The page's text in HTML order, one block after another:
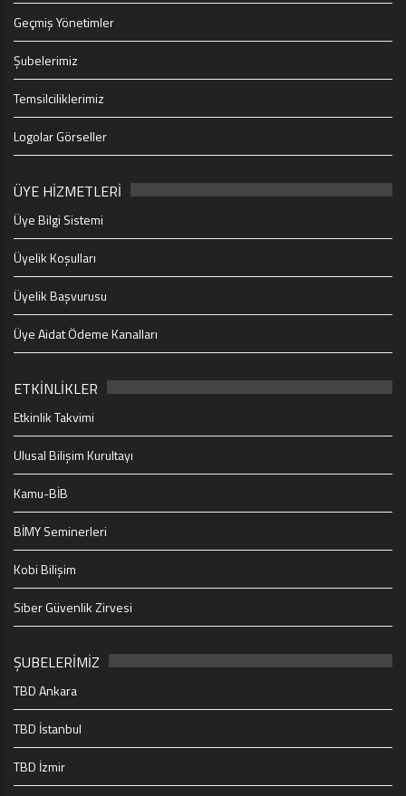
Geçmiş Yönetimler
Şubelerimiz
Temsilciliklerimiz
Logolar Görseller
ÜYE HİZMETLERİ
Üye Bilgi Sistemi
Üyelik Koşulları
Üyelik Başvurusu
Üye Aidat Ödeme Kanalları
ETKİNLİKLER
Etkinlik Takvimi
Ulusal Bilişim Kurultayı
Kamu-BİB
BİMY Seminerleri
Kobi Bilişim
Siber Güvenlik Zirvesi
ŞUBELERİMİZ
TBD Ankara
TBD İstanbul
TBD İzmir